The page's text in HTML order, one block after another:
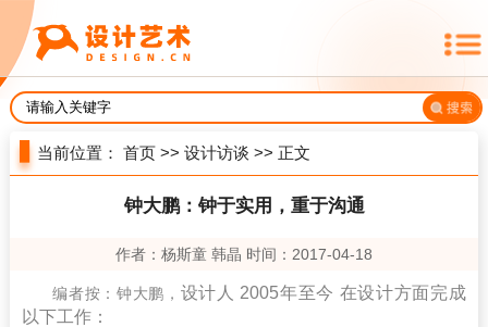
当前位置：首页 >>设计访谈 >> 正文
钟大鹏：钟于实用，重于沟通
作者：杨斯童 韩晶 时间：2017-04-18
编者按：钟大鹏， 设计人 2005年至今 在设计方面完成
以下工作：